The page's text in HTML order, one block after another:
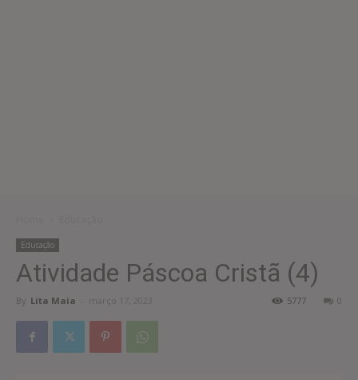
Educação
Atividade Páscoa Cristã (4)
By Lita Maia - março 17, 2023 0
5777